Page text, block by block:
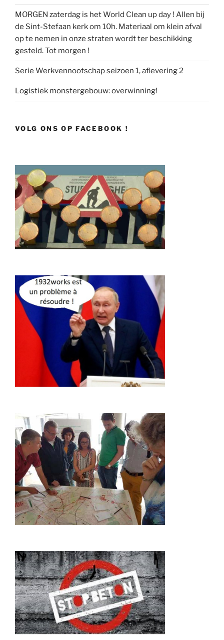
MORGEN zaterdag is het World Clean up day ! Allen bij
de Sint-Stefaan kerk om 10h. Materiaal om klein afval
op te nemen in onze straten wordt ter beschikking
gesteld. Tot morgen !
Serie Werkvennootschap seizoen 1, aflevering 2
Logistiek monstergebouw: overwinning!
VOLG ONS OP FACEBOOK !